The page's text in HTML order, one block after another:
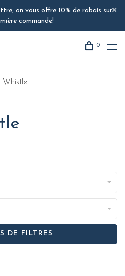
on vous offre 10% de rabais sur
commande!
0
DE FILTRES